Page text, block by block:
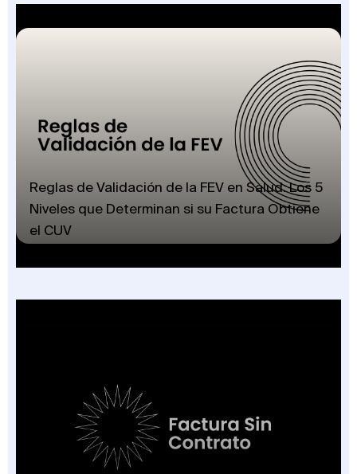
Reglas de Validación de la FEV en Salud: Los 5
Niveles que Determinan si su Factura Obtiene
el CUV